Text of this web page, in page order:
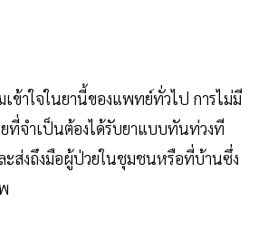
เข้าใจในยานี้ของแพทย์ทั่วไป การไม่มี
ที่จำเป็นต้องได้รับยาแบบทันท่วงที
ะส่งถึงมือผู้ป่วยในชุมชนหรือที่บ้านซึ่ง